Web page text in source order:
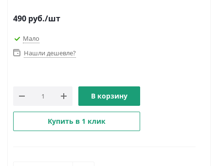
490 руб./шт
Мало
Нашли дешевле?
В корзину
Купить в 1 клик